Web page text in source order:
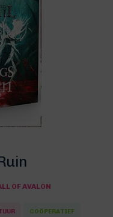
OF AVALON
COÖPERATIEF